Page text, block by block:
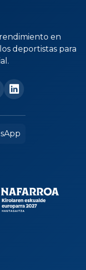
en
deportistas para